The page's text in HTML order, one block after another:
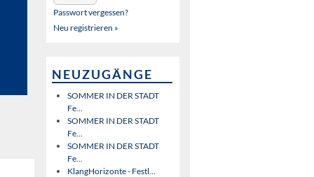
Passwort vergessen?
Neu registrieren »
NEUZUGÄNGE
SOMMER IN DER STADT
Fe...
SOMMER IN DER STADT
Fe...
SOMMER IN DER STADT
Fe...
KlangHorizonte - Festl...